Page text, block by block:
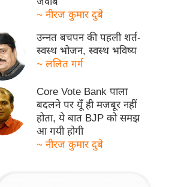
~ नीरज कुमार दुबे
उन्नत बचपन की पहली शर्त-
स्वस्थ भोजन, स्वस्थ भविष्य
~ ललित गर्ग
Core Vote Bank पाला
बदलने पर यूँ ही मजबूर नहीं
होता, ये बात BJP को समझ
आ गयी होगी
~ नीरज कुमार दुबे